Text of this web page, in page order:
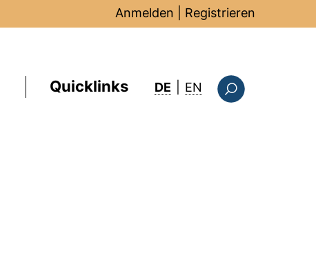
Anmelden Registrieren
Quicklinks DE EN : this page in